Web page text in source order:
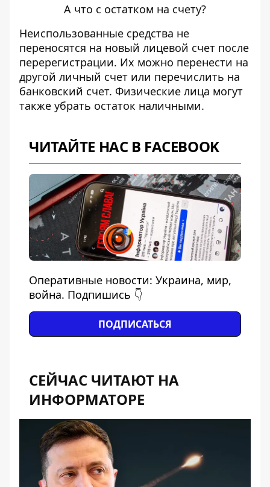
А что с остатком на счету?
Неиспользованные средства не
переносятся на новый лицевой счет после
перерегистрации. Их можно перенести на
другой личный счет или перечислить на
банковский счет. Физические лица могут
также убрать остаток наличными.
ЧИТАЙТЕ НАС В FACEBOOK
Оперативные новости: Украина, мир,
война. Подпишись 👇
ПОДПИСАТЬСЯ
СЕЙЧАС ЧИТАЮТ НА
ИНФОРМАТОРЕ